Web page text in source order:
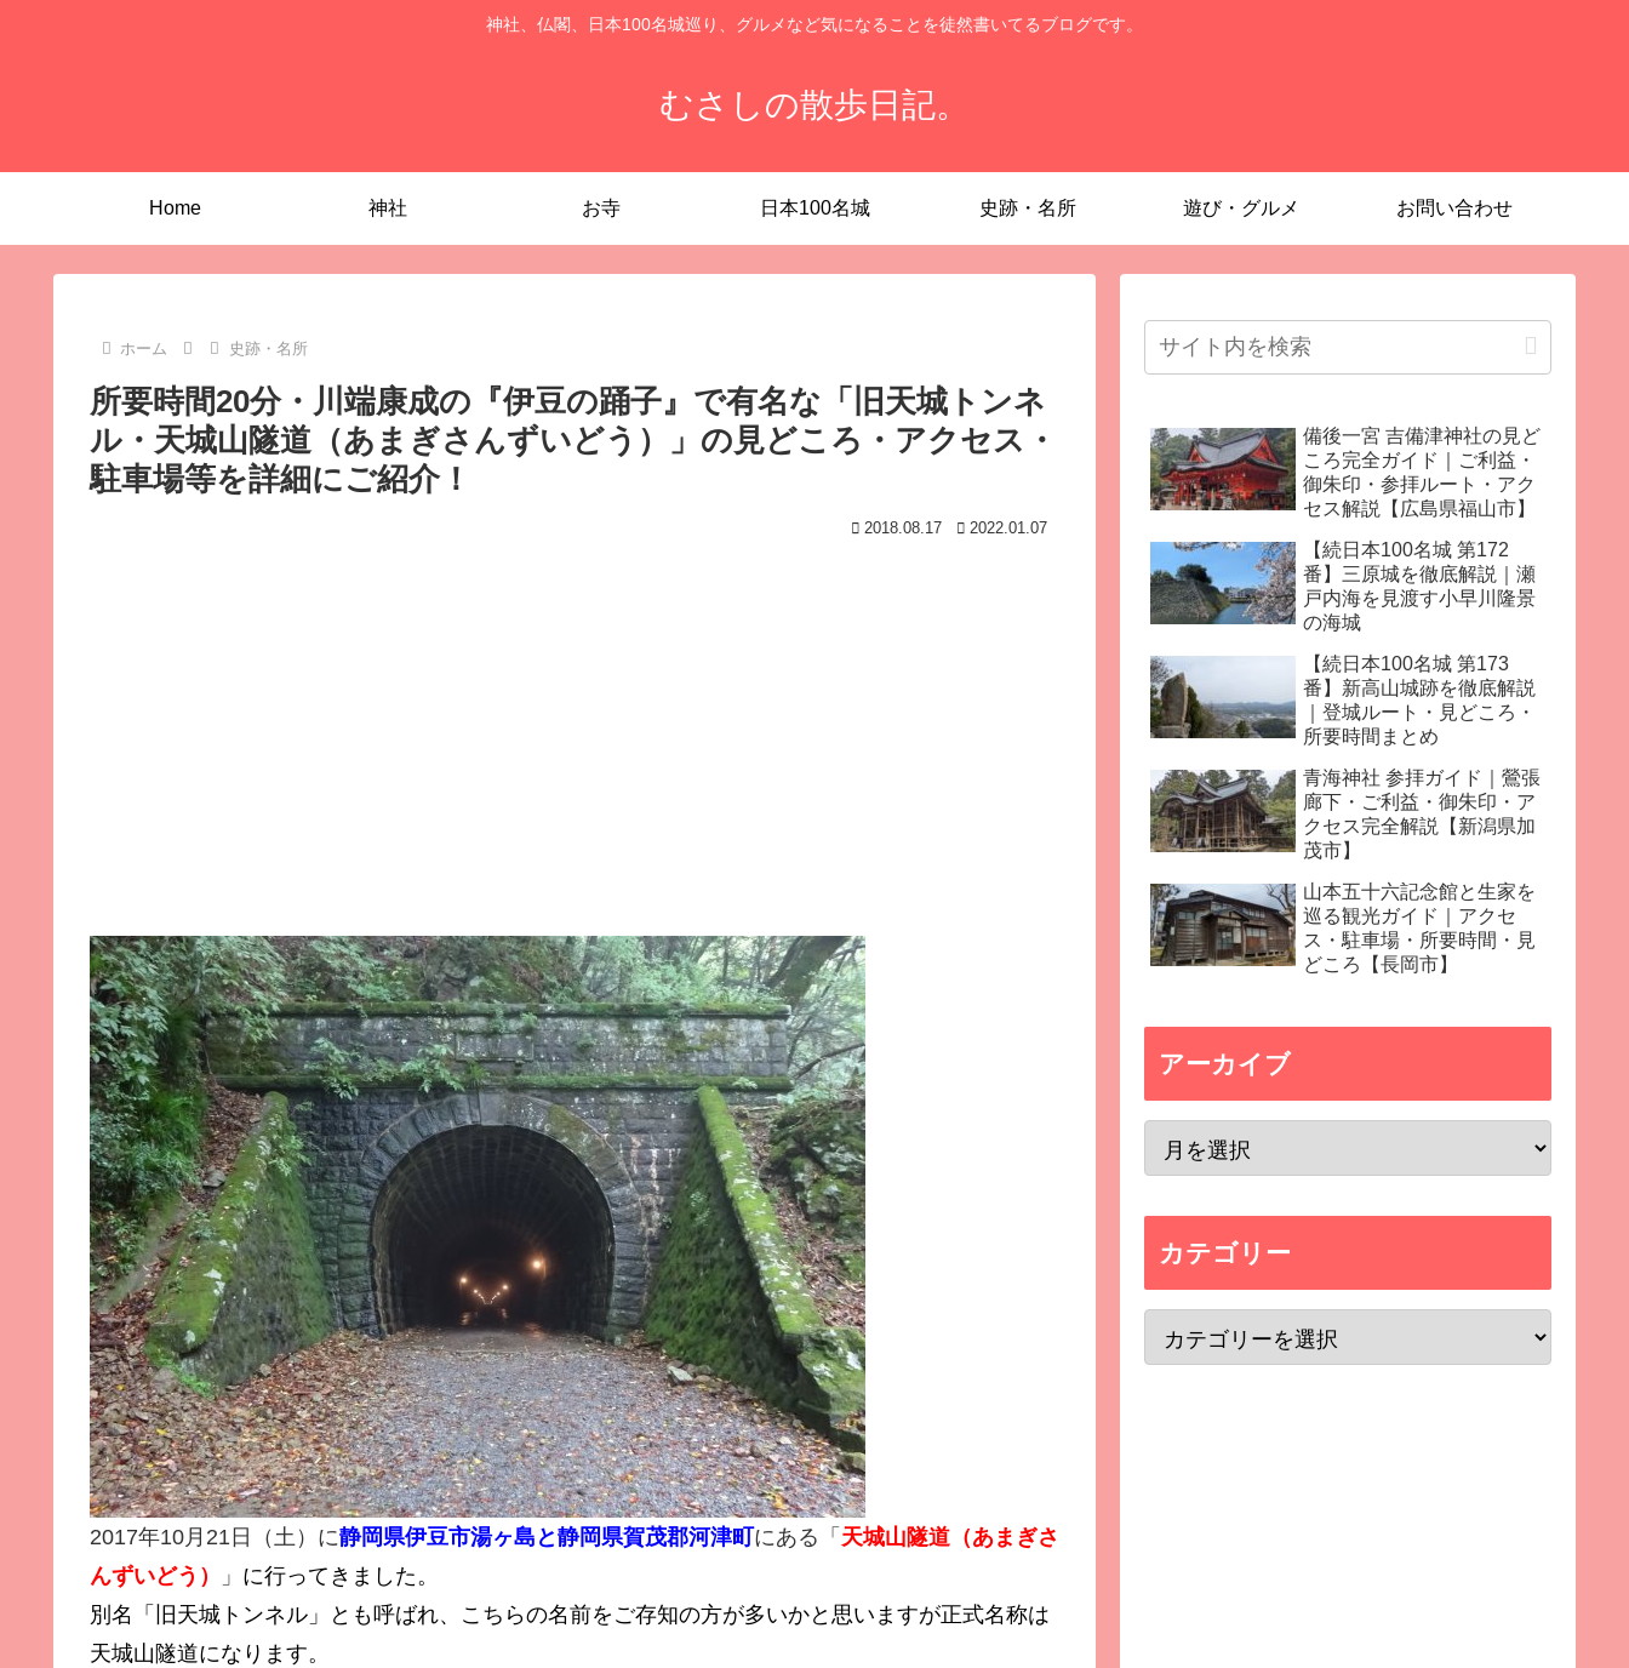
神社、仏閣、日本100名城巡り、グルメなど気になることを徒然書いてるブログです。
むさしの散歩日記。
Home 神社 お寺 日本100名城 史跡・名所 遊び・グルメ お問い合わせ
ホーム 史跡・名所
所要時間20分・川端康成の『伊豆の踊子』で有名な「旧天城トンネ
ル・天城山隧道（あまぎさんずいどう）」の見どころ・アクセス・
駐車場等を詳細にご紹介！
2018.08.17 2022.01.07
2017年10月21日（土）に静岡県伊豆市湯ヶ島と静岡県賀茂郡河津町にある「 天城山隧道（あまぎさ
んずいどう）
」 に行ってきました。
別名「旧天城トンネル」とも呼ばれ、こちらの名前をご存知の方が多いかと思いますが正式名称は
天城山隧道になります。
備後一宮 吉備津神社の見ど
ころ完全ガイド｜ご利益・
御朱印・参拝ルート・アク
セス解説【広島県福山市】
【続日本100名城 第172
番】三原城を徹底解説｜瀬
戸内海を見渡す小早川隆景
の海城
【続日本100名城 第173
番】新高山城跡を徹底解説
｜登城ルート・見どころ・
所要時間まとめ
青海神社 参拝ガイド｜鶯張
廊下・ご利益・御朱印・ア
クセス完全解説【新潟県加
茂市】
山本五十六記念館と生家を
巡る観光ガイド｜アクセ
ス・駐車場・所要時間・見
どころ【長岡市】
アーカイブ
カテゴリー